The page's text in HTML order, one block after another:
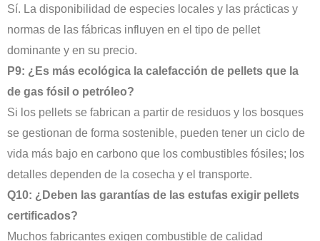
Sí. La disponibilidad de especies locales y las prácticas y
normas de las fábricas influyen en el tipo de pellet
dominante y en su precio.
P9: ¿Es más ecológica la calefacción de pellets que la
de gas fósil o petróleo?
Si los pellets se fabrican a partir de residuos y los bosques
se gestionan de forma sostenible, pueden tener un ciclo de
vida más bajo en carbono que los combustibles fósiles; los
detalles dependen de la cosecha y el transporte.
Q10: ¿Deben las garantías de las estufas exigir pellets
certificados?
Muchos fabricantes exigen combustible de calidad